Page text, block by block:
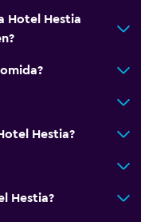
Hotel Hestia
Hestia?
Hestia?